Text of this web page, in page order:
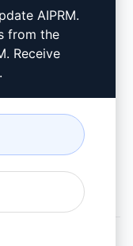
Chrome
Edge
AIPRM.
from the
Receive